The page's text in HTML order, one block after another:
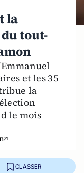
la
tout-
et les 35
la
le mois
CLASSER